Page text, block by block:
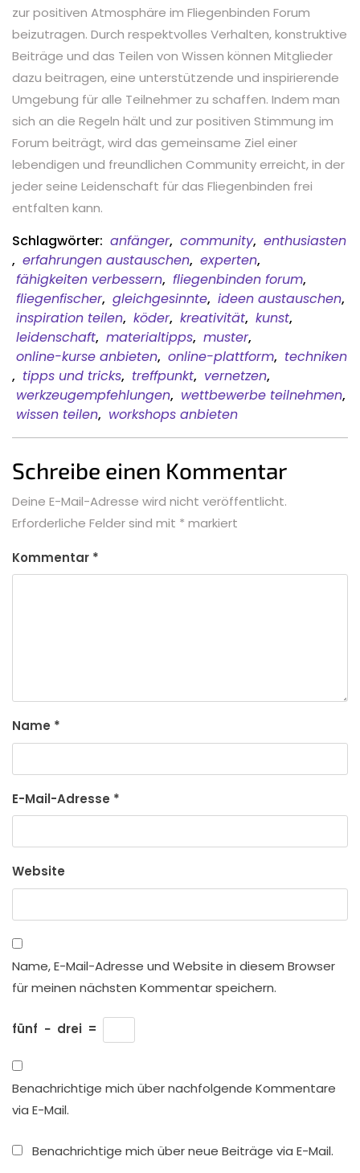
zur positiven Atmosphäre im Fliegenbinden Forum
beizutragen. Durch respektvolles Verhalten, konstruktive
Beiträge und das Teilen von Wissen können Mitglieder
dazu beitragen, eine unterstützende und inspirierende
Umgebung für alle Teilnehmer zu schaffen. Indem man
sich an die Regeln hält und zur positiven Stimmung im
Forum beiträgt, wird das gemeinsame Ziel einer
lebendigen und freundlichen Community erreicht, in der
jeder seine Leidenschaft für das Fliegenbinden frei
entfalten kann.
Schlagwörter: anfänger, community, enthusiasten
, erfahrungen austauschen, experten,
fähigkeiten verbessern, fliegenbinden forum,
fliegenfischer, gleichgesinnte, ideen austauschen,
inspiration teilen, köder, kreativität, kunst,
leidenschaft, materialtipps, muster,
online-kurse anbieten, online-plattform, techniken
, tipps und tricks, treffpunkt, vernetzen,
werkzeugempfehlungen, wettbewerbe teilnehmen,
wissen teilen, workshops anbieten
Schreibe einen Kommentar
Deine E-Mail-Adresse wird nicht veröffentlicht.
Erforderliche Felder sind mit * markiert
Kommentar *
Name *
E-Mail-Adresse *
Website
Name, E-Mail-Adresse und Website in diesem Browser
für meinen nächsten Kommentar speichern.
fünf − drei =
Benachrichtige mich über nachfolgende Kommentare
via E-Mail.
Benachrichtige mich über neue Beiträge via E-Mail.